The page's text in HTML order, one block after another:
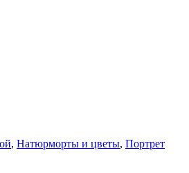
, Натюрморты и цветы, Портрет